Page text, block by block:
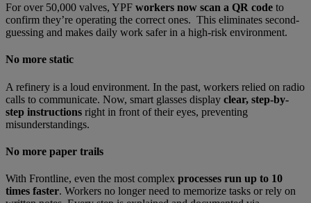
For over 50,000 valves, YPF workers now scan a QR code to
confirm they’re operating the correct ones. This eliminates second-
guessing and makes daily work safer in a high-risk environment.
No more static
A refinery is a loud environment. In the past, workers relied on radio
calls to communicate. Now, smart glasses display clear, step-by-
step instructions right in front of their eyes, preventing
misunderstandings.
No more paper trails
With Frontline, even the most complex processes run up to 10
times faster. Workers no longer need to memorize tasks or rely on